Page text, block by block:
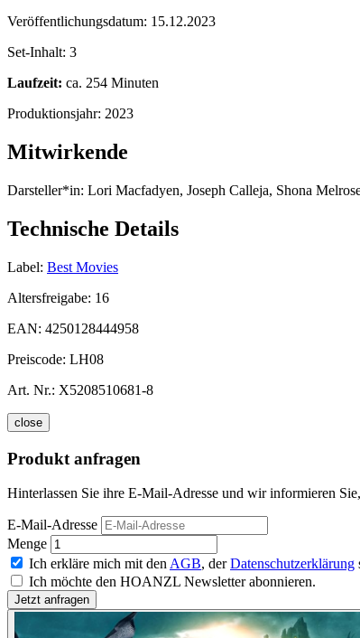
Veröffentlichungsdatum: 15.12.2023
Set-Inhalt: 3
Laufzeit: ca. 254 Minuten
Produktionsjahr: 2023
Mitwirkende
Darsteller*in: Lori Macfadyen, Joseph Calleja, Shona
Technische Details
Label: Best Movies
Altersfreigabe: 16
EAN: 4250128444958
Preiscode: LH08
Art. Nr.: X5208510681-8
close
Produkt anfragen
Hinterlassen Sie ihre E-Mail-Adresse und wir informieren
E-Mail-Adresse
Menge
Ich erkläre mich mit den AGB, derDatenschutzerklärung
Ich möchte den HOANZL Newsletter abonnieren.